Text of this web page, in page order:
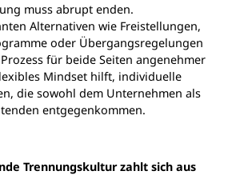
muss abrupt enden.
Alternativen wie Freistellungen,
oder Übergangsregelungen
für beide Seiten angenehmer
Mindset hilft, individuelle
die sowohl dem Unternehmen als
entgegenkommen.
Trennungskultur zahlt sich aus